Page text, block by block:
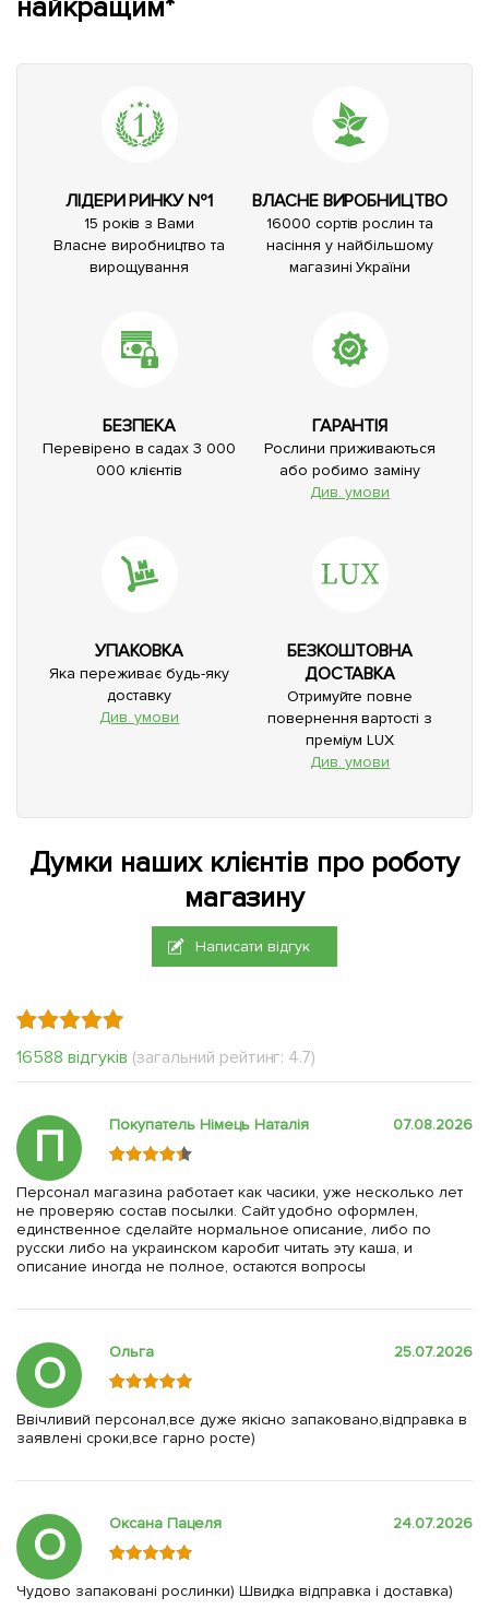
найкращим*
ЛІДЕРИ РИНКУ №1
15 років з Вами
Власне виробництво та
вирощування
ВЛАСНЕ ВИРОБНИЦТВО
16000 сортів рослин та
насіння у найбільшому
магазині України
БЕЗПЕКА
Перевірено в садах 3 000
000 клієнтів
ГАРАНТІЯ
Рослини приживаються
або робимо заміну
Див. умови
УПАКОВКА
Яка переживає будь-яку
доставку
Див. умови
БЕЗКОШТОВНА
ДОСТАВКА
Отримуйте повне
повернення вартості з
преміум LUX
Див. умови
Думки наших клієнтів про роботу
магазину
Написати відгук
16588 відгуків (загальний рейтинг: 4.7)
П Покупатель Німець Наталія 07.08.2026
Персонал магазина работает как часики, уже несколько лет
не проверяю состав посылки. Сайт удобно оформлен,
единственное сделайте нормальное описание, либо по
русски либо на украинском каробит читать эту каша, и
описание иногда не полное, остаются вопросы
О Ольга 25.07.2026
Ввічливий персонал,все дуже якісно запаковано,відправка в
заявлені сроки,все гарно росте)
О Оксана Пацеля 24.07.2026
Чудово запаковані рослинки) Швидка відправка і доставка)